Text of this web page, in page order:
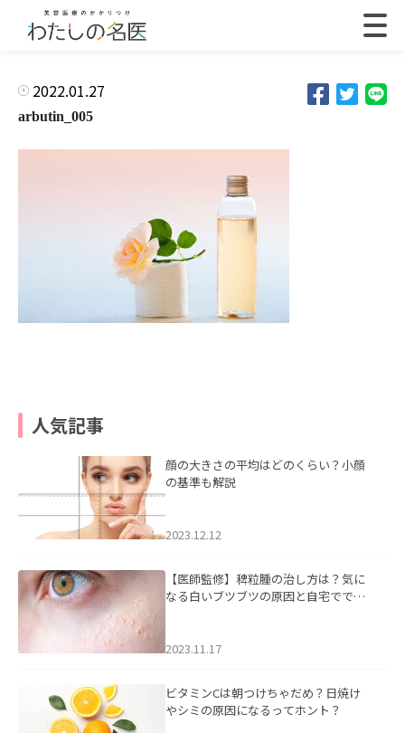
2022.01.27
arbutin_005
人気記事
顔の大きさの平均はどのくらい？小顔
の基準も解説
2023.12.12
【医師監修】稗粒腫の治し方は？気に
なる白いブツブツの原因と自宅ででき
2023.11.17
ビタミンCは朝つけちゃだめ？日焼け
やシミの原因になるってホント？